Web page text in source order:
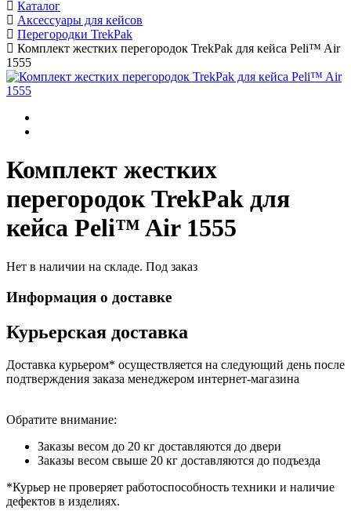
Каталог
Аксессуары для кейсов
Перегородки TrekPak
Комплект жестких перегородок TrekPak для кейса Peli™ Air
1555
Комплект жестких
перегородок TrekPak для
кейса Peli™ Air 1555
Нет в наличии на складе. Под заказ
Информация о доставке
Курьерская доставка
Доставка курьером* осуществляется на следующий день после
подтверждения заказа менеджером интернет-магазина
Обратите внимание:
Заказы весом до 20 кг доставляются до двери
Заказы весом свыше 20 кг доставляются до подъезда
*Курьер не проверяет работоспособность техники и наличие
дефектов в изделиях.